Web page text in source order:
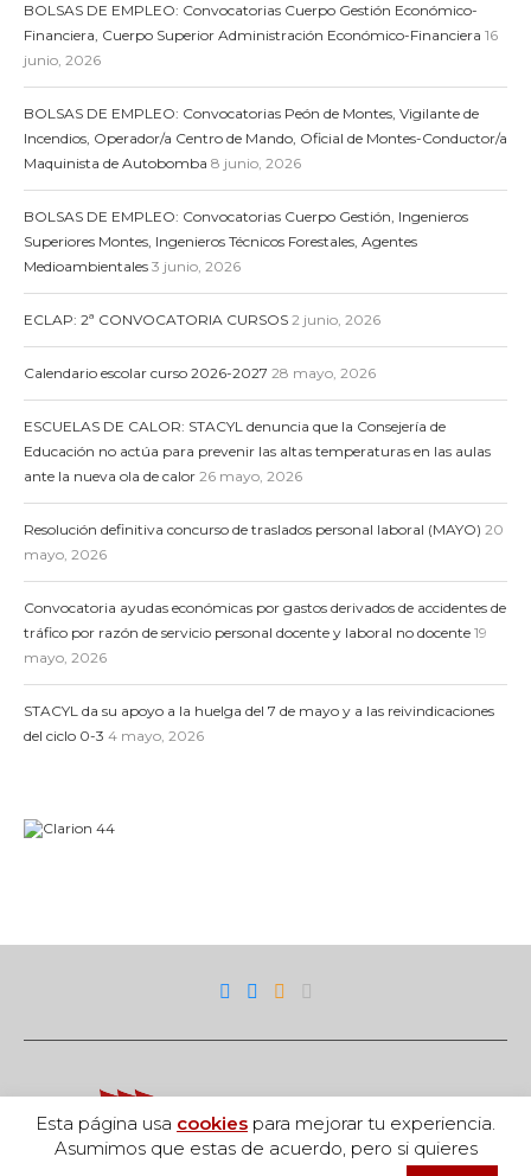
BOLSAS DE EMPLEO: Convocatorias Cuerpo Gestión Económico-
Financiera, Cuerpo Superior Administración Económico-Financiera 16
junio, 2026
BOLSAS DE EMPLEO: Convocatorias Peón de Montes, Vigilante de
Incendios, Operador/a Centro de Mando, Oficial de Montes-Conductor/a
Maquinista de Autobomba 8 junio, 2026
BOLSAS DE EMPLEO: Convocatorias Cuerpo Gestión, Ingenieros
Superiores Montes, Ingenieros Técnicos Forestales, Agentes
Medioambientales 3 junio, 2026
ECLAP: 2ª CONVOCATORIA CURSOS 2 junio, 2026
Calendario escolar curso 2026-2027 28 mayo, 2026
ESCUELAS DE CALOR: STACYL denuncia que la Consejería de
Educación no actúa para prevenir las altas temperaturas en las aulas
ante la nueva ola de calor 26 mayo, 2026
Resolución definitiva concurso de traslados personal laboral (MAYO) 20
mayo, 2026
Convocatoria ayudas económicas por gastos derivados de accidentes de
tráfico por razón de servicio personal docente y laboral no docente 19
mayo, 2026
STACYL da su apoyo a la huelga del 7 de mayo y a las reivindicaciones
del ciclo 0-3 4 mayo, 2026
Esta página usa cookies para mejorar tu experiencia.
Asumimos que estas de acuerdo, pero si quieres